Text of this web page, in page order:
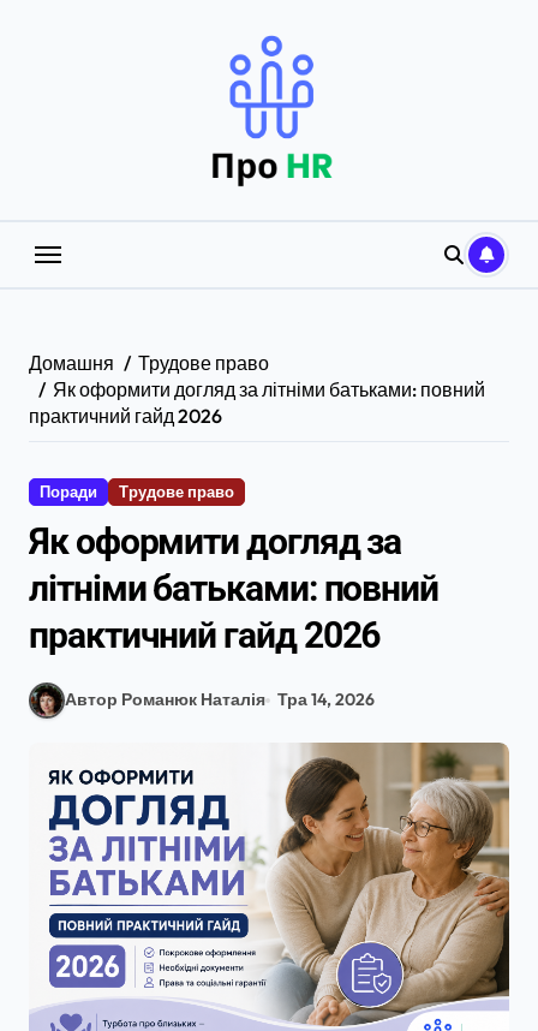
Домашня
Трудове право
Як оформити догляд за літніми батьками: повний
практичний гайд 2026
Поради Трудове право
Як оформити догляд за
літніми батьками: повний
практичний гайд 2026
Автор Романюк Наталія Тра 14, 2026